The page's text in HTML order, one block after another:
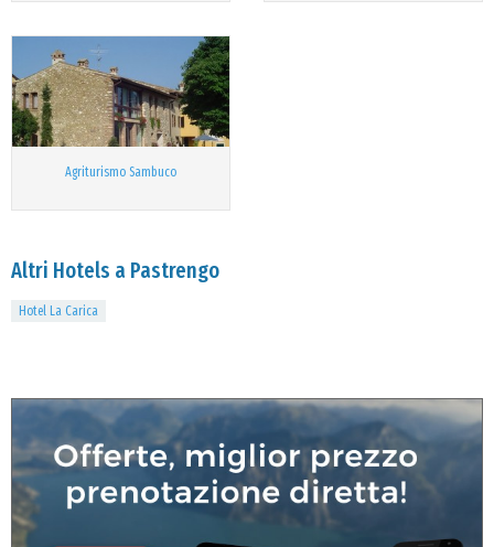
Agriturismo Sambuco
Altri Hotels a Pastrengo
Hotel La Carica